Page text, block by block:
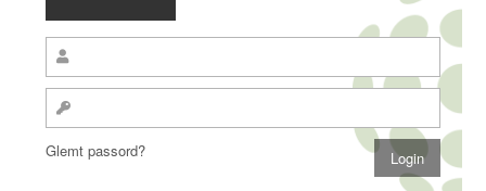
Glemt passord?